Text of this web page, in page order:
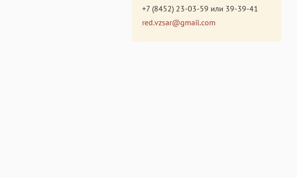
+7 (8452) 23-03-59 или 39-39-41
red.vzsar@gmail.com